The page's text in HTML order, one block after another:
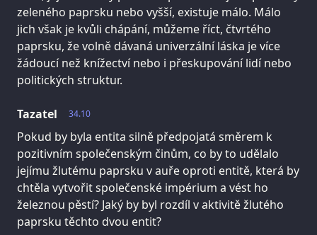
zeleného paprsku nebo vyšší, existuje málo. Málo
jich však je kvůli chápání, můžeme říct, čtvrtého
paprsku, že volně dávaná univerzální láska je více
žádoucí než knížectví nebo i přeskupování lidí nebo
politických struktur.
34.10
Tazatel
Pokud by byla entita silně předpojatá směrem k
pozitivním společenským činům, co by to udělalo
jejímu žlutému paprsku v auře oproti entitě, která by
chtěla vytvořit společenské impérium a vést ho
železnou pěstí? Jaký by byl rozdíl v aktivitě žlutého
paprsku těchto dvou entit?